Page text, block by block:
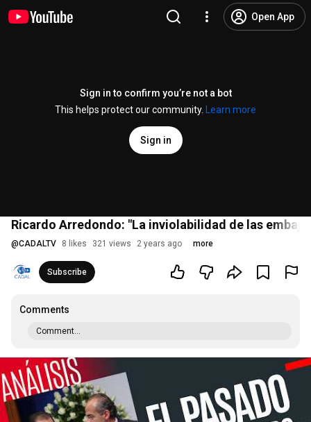
Open App
Sign in to confirm you’re not a bot
This helps protect our community.
Learn more
Sign in
Ricardo Arredondo: "La inviolabilidad de las
@CADALTV 8 likes 321 views 2 years ago more
Subscribe
Comments
Comment...